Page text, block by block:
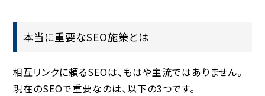
本当に重要なSEO施策とは
相互リンクに頼るSEOは、もはや主流ではありません。
現在のSEOで重要なのは、以下の3つです。